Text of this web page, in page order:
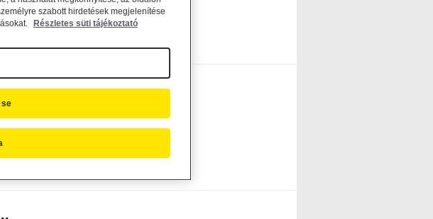
szabott hirdetések megjelenítése
Részletes süti tájékoztató